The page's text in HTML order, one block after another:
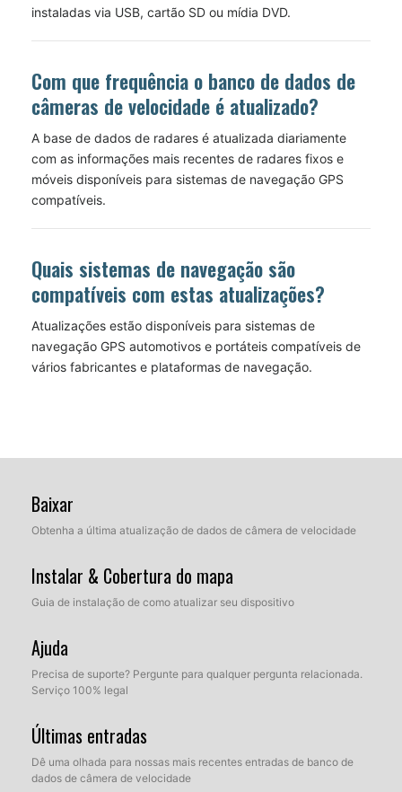
instaladas via USB, cartão SD ou mídia DVD.
Com que frequência o banco de dados de
câmeras de velocidade é atualizado?
A base de dados de radares é atualizada diariamente
com as informações mais recentes de radares fixos e
móveis disponíveis para sistemas de navegação GPS
compatíveis.
Quais sistemas de navegação são
compatíveis com estas atualizações?
Atualizações estão disponíveis para sistemas de
navegação GPS automotivos e portáteis compatíveis de
vários fabricantes e plataformas de navegação.
Baixar
Obtenha a última atualização de dados de câmera de velocidade
Instalar & Cobertura do mapa
Guia de instalação de como atualizar seu dispositivo
Ajuda
Precisa de suporte? Pergunte para qualquer pergunta relacionada.
Serviço 100% legal
Últimas entradas
Dê uma olhada para nossas mais recentes entradas de banco de
dados de câmera de velocidade